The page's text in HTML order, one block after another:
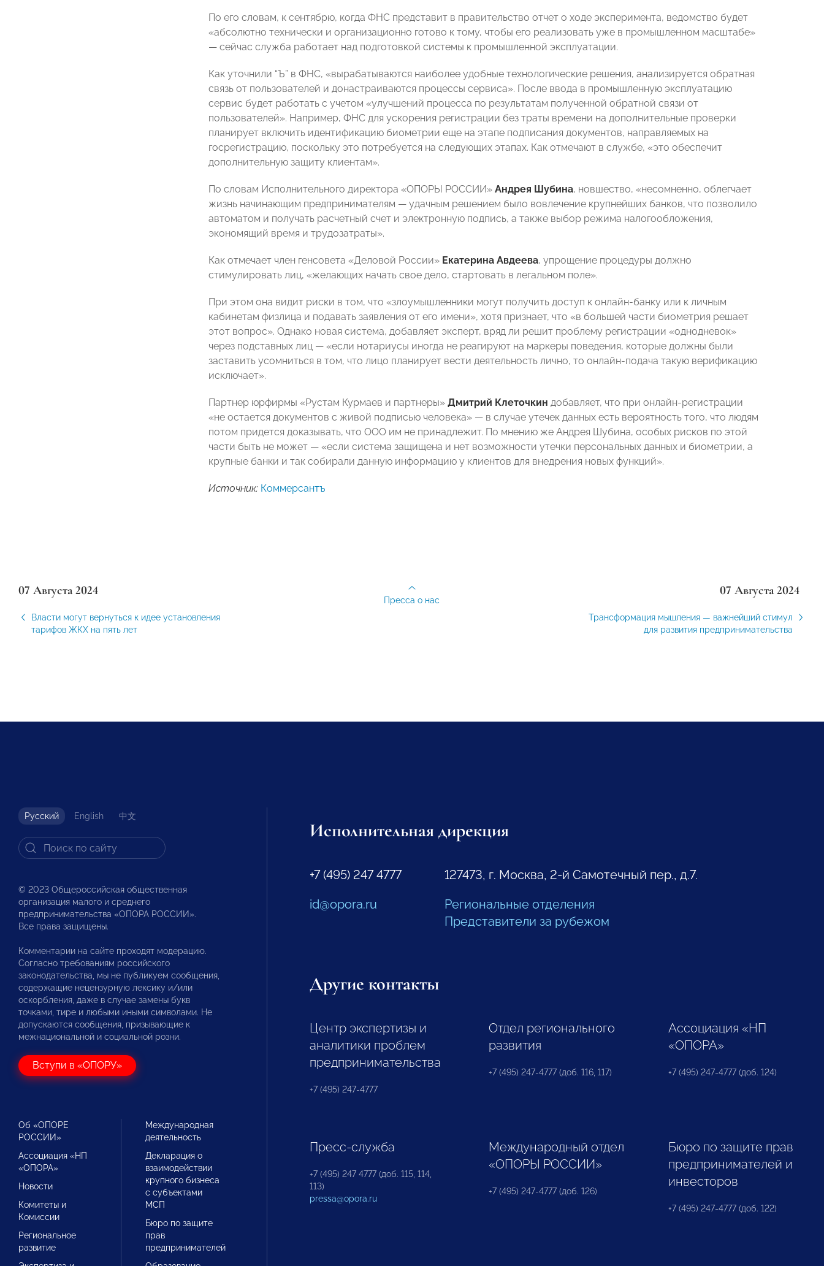
По его словам, к сентябрю, когда ФНС представит в правительство отчет о ходе эксперимента, ведомство будет
«абсолютно технически и организационно готово к тому, чтобы его реализовать уже в промышленном масштабе»
— сейчас служба работает над подготовкой системы к промышленной эксплуатации.
Как уточнили “Ъ” в ФНС, «вырабатываются наиболее удобные технологические решения, анализируется обратная
связь от пользователей и донастраиваются процессы сервиса». После ввода в промышленную эксплуатацию
сервис будет работать с учетом «улучшений процесса по результатам полученной обратной связи от
пользователей». Например, ФНС для ускорения регистрации без траты времени на дополнительные проверки
планирует включить идентификацию биометрии еще на этапе подписания документов, направляемых на
госрегистрацию, поскольку это потребуется на следующих этапах. Как отмечают в службе, «это обеспечит
дополнительную защиту клиентам».
По словам Исполнительного директора «ОПОРЫ РОССИИ» Андрея Шубина, новшество, «несомненно, облегчает
жизнь начинающим предпринимателям — удачным решением было вовлечение крупнейших банков, что позволило
автоматом и получать расчетный счет и электронную подпись, а также выбор режима налогообложения,
экономящий время и трудозатраты».
Как отмечает член генсовета «Деловой России» Екатерина Авдеева, упрощение процедуры должно
стимулировать лиц, «желающих начать свое дело, стартовать в легальном поле».
При этом она видит риски в том, что «злоумышленники могут получить доступ к онлайн-банку или к личным
кабинетам физлица и подавать заявления от его имени», хотя признает, что «в большей части биометрия решает
этот вопрос». Однако новая система, добавляет эксперт, вряд ли решит проблему регистрации «однодневок»
через подставных лиц — «если нотариусы иногда не реагируют на маркеры поведения, которые должны были
заставить усомниться в том, что лицо планирует вести деятельность лично, то онлайн-подача такую верификацию
исключает».
Партнер юрфирмы «Рустам Курмаев и партнеры» Дмитрий Клеточкин добавляет, что при онлайн-регистрации
«не остается документов с живой подписью человека» — в случае утечек данных есть вероятность того, что людям
потом придется доказывать, что ООО им не принадлежит. По мнению же Андрея Шубина, особых рисков по этой
части быть не может — «если система защищена и нет возможности утечки персональных данных и биометрии, а
крупные банки и так собирали данную информацию у клиентов для внедрения новых функций».
Источник: Коммерсантъ
07 Августа 2024
Власти могут вернуться к идее установления
тарифов ЖКХ на пять лет
07 Августа 2024
Трансформация мышления — важнейший стимул
для развития предпринимательства
Пресса о нас
Русский English 中文
© 2023 Общероссийская общественная
организация малого и среднего
предпринимательства «ОПОРА РОССИИ».
Все права защищены.
Комментарии на сайте проходят модерацию.
Согласно требованиям российского
законодательства, мы не публикуем сообщения,
содержащие нецензурную лексику и/или
оскорбления, даже в случае замены букв
точками, тире и любыми иными символами. Не
допускаются сообщения, призывающие к
межнациональной и социальной розни.
Вступи в «ОПОРУ»
Об «ОПОРЕ
РОССИИ»
Ассоциация «НП
«ОПОРА»
Новости
Комитеты и
Комиссии
Региональное
развитие
Международная
деятельность
Декларация о
взаимодействии
крупного бизнеса
с субъектами
МСП
Бюро по защите
прав
предпринимателей
Исполнительная дирекция
+7 (495) 247 4777
id@opora.ru
127473, г. Москва, 2-й Самотечный пер., д.7.
Региональные отделения
Представители за рубежом
Другие контакты
Центр экспертизы и
аналитики проблем
предпринимательства
+7 (495) 247-4777
Отдел регионального
развития
+7 (495) 247-4777 (доб. 116, 117)
Ассоциация «НП
«ОПОРА»
+7 (495) 247-4777 (доб. 124)
Пресс-служба
+7 (495) 247 4777 (доб. 115, 114,
113)
pressa@opora.ru
Международный отдел
«ОПОРЫ РОССИИ»
+7 (495) 247-4777 (доб. 126)
Бюро по защите прав
предпринимателей и
инвесторов
+7 (495) 247-4777 (доб. 122)